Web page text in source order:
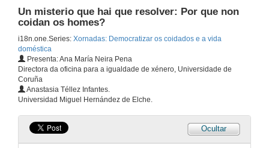
Un misterio que hai que resolver: Por que non
coidan os homes?
i18n.one.Series: Xornadas: Democratizar os coidados e a vida
doméstica
Presenta: Ana María Neira Pena
Directora da oficina para a igualdade de xénero, Universidade de
Coruña
Anastasia Téllez Infantes.
Universidad Miguel Hernández de Elche.
Ocultar